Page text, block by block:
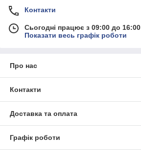
Контакти
Сьогодні працює з 09:00 до 16:00
Показати весь графік роботи
Про нас
Контакти
Доставка та оплата
Графік роботи